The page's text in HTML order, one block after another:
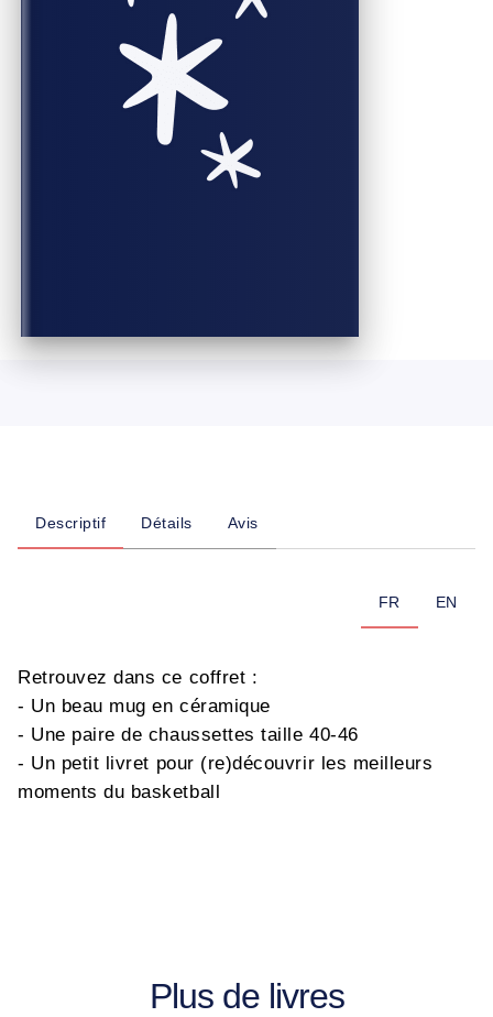
Descriptif Détails Avis
FR EN
Retrouvez dans ce coffret :
- Un beau mug en céramique
- Une paire de chaussettes taille 40-46
- Un petit livret pour (re)découvrir les meilleurs
moments du basketball
Plus de livres